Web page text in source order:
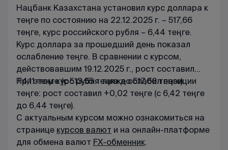
Нацбанк Казахстана установил курс доллара к
теңге по состоянию на 22.12.2025 г. – 517,66
теңге, курс российского рубля – 6,44 теңге.
Курс доллара за прошедший день показал
ослабление теңге. В сравнении с курсом,
действовавшим 19.12.2025 г., рост составил
+4,11 теңге (с 513,55 теңге до 517,66 теңге).
При этом курс рубля также ослабил позиции
теңге: рост составил +0,02 теңге (с 6,42 теңге
до 6,44 теңге).
С актуальным курсом можно ознакомиться на
странице курсов валют и на онлайн-платформе
для обмена валют FX-обменник.